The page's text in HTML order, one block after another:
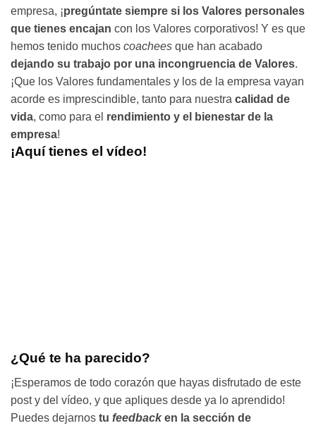
empresa, ¡pregúntate siempre si los Valores personales
que tienes encajan con los Valores corporativos! Y es que
hemos tenido muchos coachees que han acabado
dejando su trabajo por una incongruencia de Valores.
¡Que los Valores fundamentales y los de la empresa vayan
acorde es imprescindible, tanto para nuestra calidad de
vida, como para el rendimiento y el bienestar de la
empresa!
¡Aquí tienes el vídeo!
¿Qué te ha parecido?
¡Esperamos de todo corazón que hayas disfrutado de este
post y del vídeo, y que apliques desde ya lo aprendido!
Puedes dejarnos tu feedbacken la sección de